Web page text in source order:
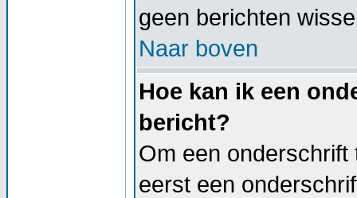
geen berichten
Naar boven
Hoe kan ik een
bericht?
Om een
eerst een